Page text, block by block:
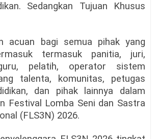
Sedangkan Tujuan Khusus
acuan bagi semua pihak yang
termasuk panitia, juri,
pelatih, operator sistem
talenta, komunitas, petugas
dan pihak lainnya dalam
Festival Lomba Seni dan Sastra
(FLS3N) 2026.